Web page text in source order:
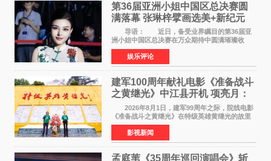
第36届亚洲小姐中国区总决赛圆
满落幕 张琳梓擘画选美+新纪元
导语： 近日，备受业界瞩目的第36届亚
洲小姐中国区总决赛在万众期待中圆满璀璨收
官。整场盛典汇聚万千芳华，不仅完成了新一届
美丽代言人的加冕选拔，更在行业发展层面带来
颠覆性突破。活动
娱乐评论
建军100周年献礼电影《准备战斗
之黄继光》中江县开机 项亮月：
以光影为笔，书写英雄赞歌
2026年8月1日，建军99周年之际，院线电影
《准备战斗之黄继光》在特级英雄黄继光的故里
——四川省德阳市中江县黄继光出生地正式开
机。本片出品人、总制片人项亮月主持开机仪
式，&zwnj;特级英雄
影视新闻
孟庭苇《35周年巡回演唱会》斩